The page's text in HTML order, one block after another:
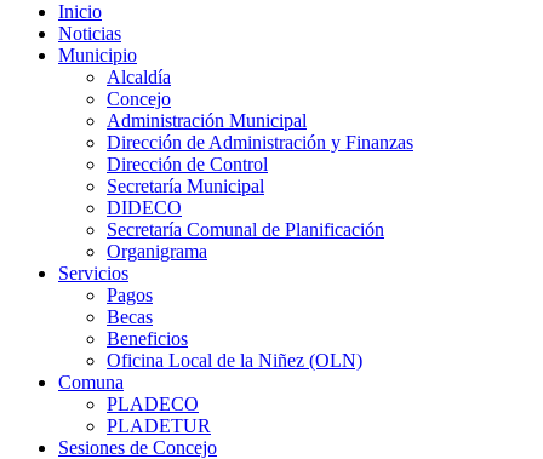
Inicio
Noticias
Municipio
Alcaldía
Concejo
Administración Municipal
Dirección de Administración y Finanzas
Dirección de Control
Secretaría Municipal
DIDECO
Secretaría Comunal de Planificación
Organigrama
Servicios
Pagos
Becas
Beneficios
Oficina Local de la Niñez (OLN)
Comuna
PLADECO
PLADETUR
Sesiones de Concejo